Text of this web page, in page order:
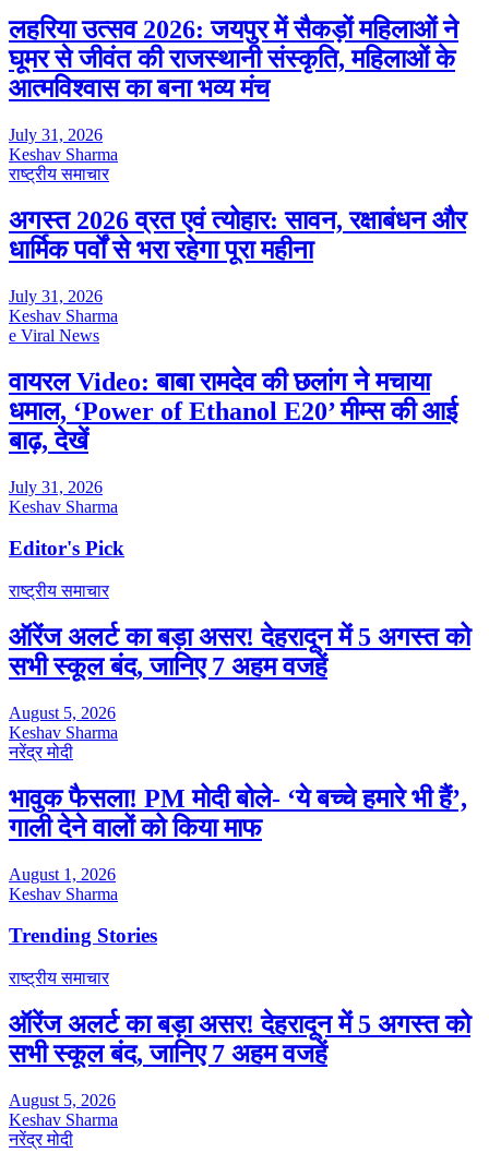
लहरिया उत्सव 2026: जयपुर में सैकड़ों महिलाओं ने
घूमर से जीवंत की राजस्थानी संस्कृति, महिलाओं के
आत्मविश्वास का बना भव्य मंच
July 31, 2026
Keshav Sharma
राष्ट्रीय समाचार
अगस्त 2026 व्रत एवं त्योहार: सावन, रक्षाबंधन और
धार्मिक पर्वों से भरा रहेगा पूरा महीना
July 31, 2026
Keshav Sharma
e Viral News
वायरल Video: बाबा रामदेव की छलांग ने मचाया
धमाल, ‘Power of Ethanol E20’ मीम्स की आई
बाढ़, देखें
July 31, 2026
Keshav Sharma
Editor's Pick
राष्ट्रीय समाचार
ऑरेंज अलर्ट का बड़ा असर! देहरादून में 5 अगस्त को
सभी स्कूल बंद, जानिए 7 अहम वजहें
August 5, 2026
Keshav Sharma
नरेंद्र मोदी
भावुक फैसला! PM मोदी बोले- ‘ये बच्चे हमारे भी हैं’,
गाली देने वालों को किया माफ
August 1, 2026
Keshav Sharma
Trending Stories
राष्ट्रीय समाचार
ऑरेंज अलर्ट का बड़ा असर! देहरादून में 5 अगस्त को
सभी स्कूल बंद, जानिए 7 अहम वजहें
August 5, 2026
Keshav Sharma
नरेंद्र मोदी